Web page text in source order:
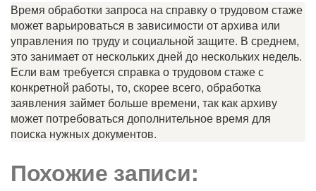
Время обработки запроса на справку о трудовом стаже
может варьироваться в зависимости от архива или
управления по труду и социальной защите. В среднем,
это занимает от нескольких дней до нескольких недель.
Если вам требуется справка о трудовом стаже с
конкретной работы, то, скорее всего, обработка
заявления займет больше времени, так как архиву
может потребоваться дополнительное время для
поиска нужных документов.
Похожие записи: